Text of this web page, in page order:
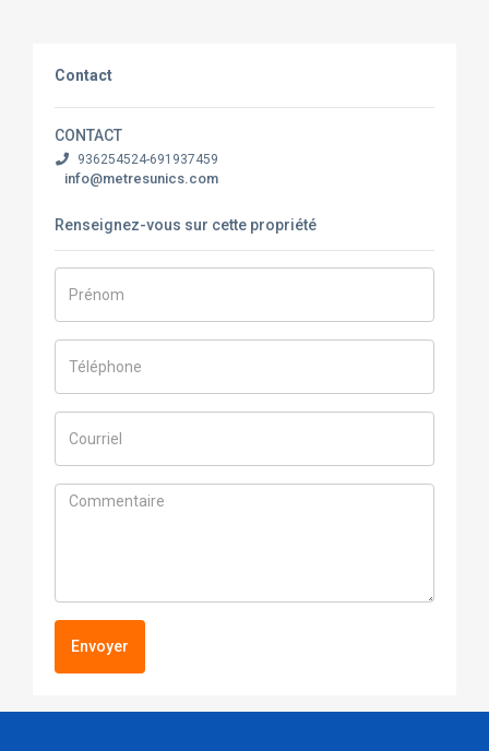
Contact
CONTACT
936254524-691937459
info@metresunics.com
Renseignez-vous sur cette propriété
Envoyer